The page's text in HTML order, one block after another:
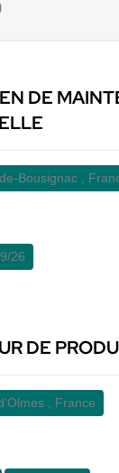
DE
Bousignac ,
26
DE
, France